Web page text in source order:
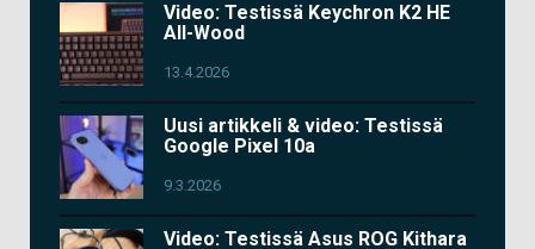
Video: Testissä Keychron K2 HE
All-Wood
13.4.2026
Uusi artikkeli & video: Testissä
Google Pixel 10a
9.3.2026
Video: Testissä Asus ROG Kithara